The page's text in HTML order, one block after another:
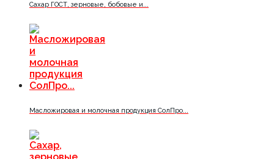
Сахар ГОСТ, зерновые, бобовые и...
Масложировая и молочная продукция СолПро...